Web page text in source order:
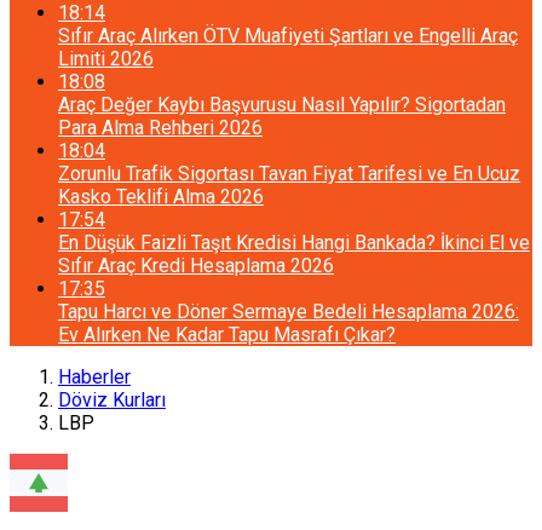
18:14
Sıfır Araç Alırken ÖTV Muafiyeti Şartları ve Engelli Araç
Limiti 2026
18:08
Araç Değer Kaybı Başvurusu Nasıl Yapılır? Sigortadan
Para Alma Rehberi 2026
18:04
Zorunlu Trafik Sigortası Tavan Fiyat Tarifesi ve En Ucuz
Kasko Teklifi Alma 2026
17:54
En Düşük Faizli Taşıt Kredisi Hangi Bankada? İkinci El ve
Sıfır Araç Kredi Hesaplama 2026
17:35
Tapu Harcı ve Döner Sermaye Bedeli Hesaplama 2026:
Ev Alırken Ne Kadar Tapu Masrafı Çıkar?
Haberler
Döviz Kurları
LBP